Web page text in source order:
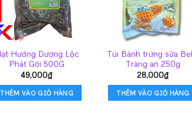
Hướng Dương Lộc
Phát Gói 500G
49,000₫
THÊM VÀO GIỎ HÀNG
Túi Bánh trứng sữa
Tràng an 250g
28,000₫
THÊM VÀO GIỎ HÀNG